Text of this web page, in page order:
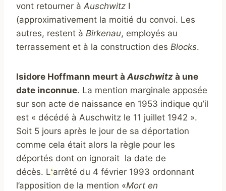
vont retourner à Auschwitz I
(approximativement la moitié du convoi. Les
autres, restent à Birkenau, employés au
terrassement et à la construction des Blocks.
Isidore Hoffmann meurt à Auschwitz à une
date inconnue. La mention marginale apposée
sur son acte de naissance en 1953 indique qu’il
est « décédé à Auschwitz le 11 juillet 1942 ».
Soit 5 jours après le jour de sa déportation
comme cela était alors la règle pour les
déportés dont on ignorait la date de
décès. L‘arrêté du 4 février 1993 ordonnant
l’apposition de la mention «Mort en